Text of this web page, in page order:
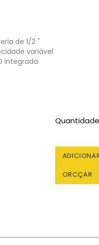
de 1/2 "
variável
integrada
Quantidade
ORCÇAR